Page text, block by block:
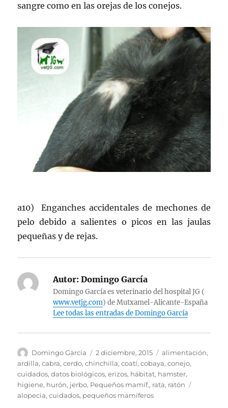
sangre como en las orejas de los conejos.
a10) Enganches accidentales de mechones de
pelo debido a salientes o picos en las jaulas
pequeñas y de rejas.
Autor: Domingo García
Domingo García es veterinario del hospital JG (
www.vetjg.com) de Mutxamel-Alicante-España
Lee todas las entradas de Domingo García
Autor
Domingo García
Publicado
el
2 diciembre, 2015 Categorías
alimentación,
ardilla,cabra,cerdo,chinchilla,coatí,cobaya,conejo,
cuidados,datos biológicos,erizos, hábitat, hamster,
higiene, hurón, jerbo, Pequeños mamíf., rata, ratón
alopecia,cuidados, pequeños mamíferos